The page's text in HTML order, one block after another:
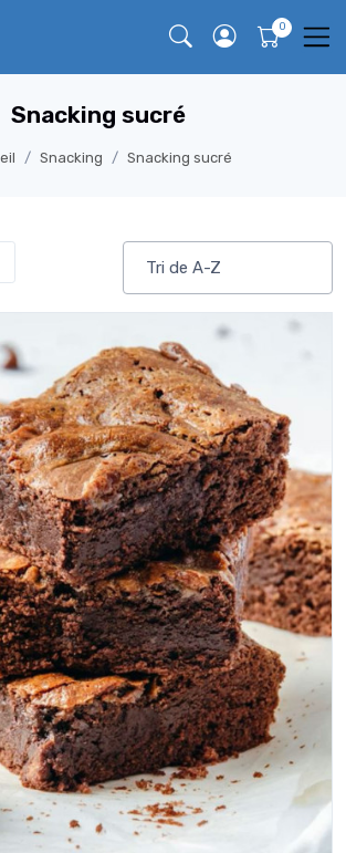
Snacking sucré
Snacking Snacking sucré